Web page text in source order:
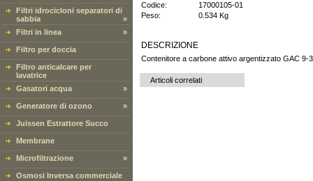
Filtri idrocicloni separatori di
sabbia
»
Filtri in linea
»
Filtro per doccia
Filtro anticalcare per
lavatrice
Gasatori acqua
»
Generatore di ozono »
Juissen Estrattore Succo
Membrane
Microfiltrazione »
Osmosi Inversa commerciale
Codice:
17000105-01
Peso:
0.534 Kg
DESCRIZIONE
Contenitore a carbone attivo argentizzato GAC 9-
Articoli correlati